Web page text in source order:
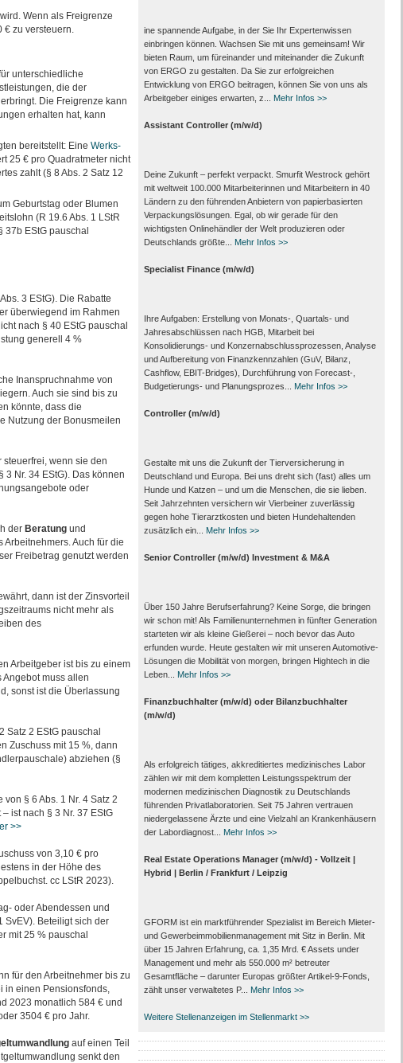
Wenn als Freigrenze
€ zu versteuern.
unterschiedliche
die der
Die Freigrenze kann
erhalten hat, kann
bereitstellt: Eine Werks-
25 € pro Quadratmeter nicht
zahlt (§ 8 Abs. 2 Satz 12
Geburtstag oder Blumen
(R 19.6 Abs. 1 LStR
EStG pauschal
3 EStG). Die Rabatte
überwiegend im Rahmen
nach § 40 EStG pauschal
generell 4 %
Inanspruchnahme von
Auch sie sind bis zu
könnte, dass die
Nutzung der Bonusmeilen
wenn sie den
Nr. 34 EStG). Das können
oder
der Beratungund
Auch für die
Freibetrag genutzt werden
dann ist der Zinsvorteil
nicht mehr als
des
Arbeitgeber ist bis zu einem
Angebot muss allen
sonst ist die Überlassung
Satz 2 EStG pauschal
Zuschuss mit 15 %, dann
abziehen (§
§ 6 Abs. 1 Nr. 4 Satz 2
ist nach § 3 Nr. 37 EStG
>>
von 3,10 € pro
in der Höhe des
cc LStR 2023).
oder Abendessen und
SvEV). Beteiligt sich der
mit 25 % pauschal
für den Arbeitnehmer bis zu
in einen Pensionsfonds,
2023 monatlich 584 € und
3504 € pro Jahr.
auf einen Teil
senkt den
ine spannende Aufgabe, in der Sie Ihr Expertenwissen
einbringen können. Wachsen Sie mit uns gemeinsam! Wir
bieten Raum, um füreinander und miteinander die Zukunft
von ERGO zu gestalten. Da Sie zur erfolgreichen
Entwicklung von ERGO beitragen, können Sie von uns als
Arbeitgeber einiges erwarten, z...
Mehr Infos >>
Assistant Controller (m/w/d)
Deine Zukunft – perfekt verpackt. Smurfit Westrock gehört
mit weltweit 100.000 Mitarbeiter­innen und Mitarbeitern in 40
Ländern zu den führenden Anbietern von papier­basierten
Verpackungs­lösungen. Egal, ob wir gerade für den
wichtigsten Onlinehändler der Welt produzieren oder
Deutschlands größte...
Mehr Infos >>
Specialist Finance (m/w/d)
Ihre Aufgaben: Erstellung von Monats‑, Quartals‑ und
Jahresabschlüssen nach HGB, Mitarbeit bei
Konsolidierungs‑ und Konzernabschlussprozessen, Analyse
und Aufbereitung von Finanzkennzahlen (GuV, Bilanz,
Cashflow, EBIT-Bridges), Durchführung von Forecast‑,
Budgetierungs‑ und Planungsprozes...
Mehr Infos >>
Controller (m/w/d)
Gestalte mit uns die Zukunft der Tierversicherung in
Deutschland und Europa. Bei uns dreht sich (fast) alles um
Hunde und Katzen – und um die Menschen, die sie lieben.
Seit Jahrzehnten versichern wir Vierbeiner zuverlässig
gegen hohe Tierarztkosten und bieten Hundehaltenden
zusätzlich ein...
Mehr Infos >>
Senior Controller (m/w/d) Investment & M&A
Über 150 Jahre Berufserfahrung? Keine Sorge, die bringen
wir schon mit! Als Familienunternehmen in fünfter Generation
starteten wir als kleine Gießerei – noch bevor das Auto
erfunden wurde. Heute gestalten wir mit unseren Automotive-
Lösungen die Mobilität von morgen, bringen Hightech in die
Leben...
Mehr Infos >>
Finanzbuchhalter (m/w/d) oder Bilanzbuchhalter
(m/w/d)
Als erfolgreich tätiges, akkreditiertes medizinisches Labor
zählen wir mit dem kompletten Leistungs­spektrum der
modernen medizinischen Diagnostik zu Deutschlands
führenden Privat­laboratorien. Seit 75 Jahren vertrauen
nieder­gelassene Ärzte und eine Vielzahl an Kranken­häusern
der Labor­diagnost...
Mehr Infos >>
Real Estate Operations Manager (m/w/d) - Vollzeit |
Hybrid | Berlin / Frankfurt / Leipzig
GFORM ist ein marktführender Spezialist im Bereich Mieter-
und Gewerbeimmobilienmanagement mit Sitz in Berlin. Mit
über 15 Jahren Erfahrung, ca. 1,35 Mrd. € Assets under
Management und mehr als 550.000 m² betreuter
Gesamtfläche – darunter Europas größter Artikel-9-Fonds,
zählt unser verwaltetes P...
Mehr Infos >>
Weitere Stellenanzeigen im Stellenmarkt >>